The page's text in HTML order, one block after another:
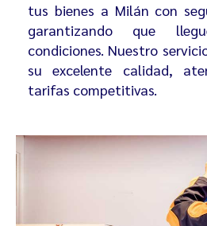
tus bienes a Milán con
garantizando que
condiciones. Nuestro
su excelente calidad,
tarifas competitivas.